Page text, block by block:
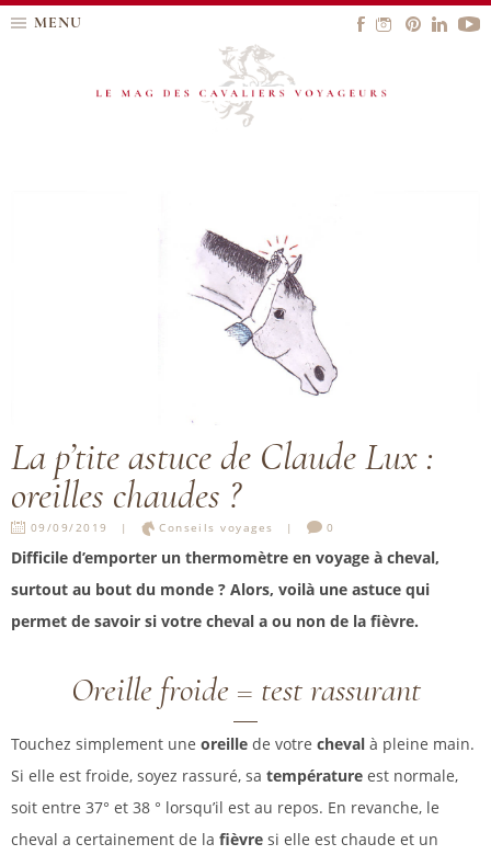
MENU
La p’tite astuce de Claude Lux :
oreilles chaudes ?
09/09/2019 Conseils voyages 0
Difficile d’emporter un thermomètre en voyage à cheval,
surtout au bout du monde ? Alors, voilà une astuce qui
permet de savoir si votre cheval a ou non de la fièvre.
Oreille froide = test rassurant
Touchez simplement une oreille de votre cheval à pleine main.
Si elle est froide, soyez rassuré, sa température est normale,
soit entre 37° et 38 ° lorsqu’il est au repos. En revanche, le
cheval a certainement de la fièvre si elle est chaude et un